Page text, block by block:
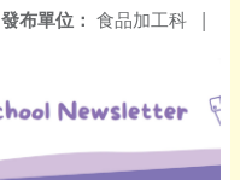
發布單位： 食品加工科 |